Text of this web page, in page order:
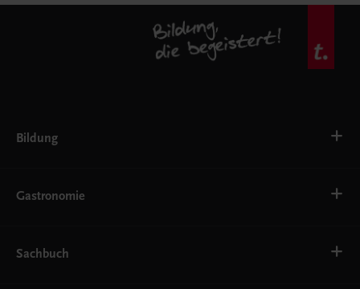
Bildung
AHS
EWF/ZWF
FW
Gastronomie
Getränke
Sachbuch